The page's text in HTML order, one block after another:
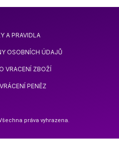
A PRAVIDLA
OSOBNÍCH ÚDAJŮ
VRACENÍ ZBOŽÍ
PENĚZ
práva vyhrazena.